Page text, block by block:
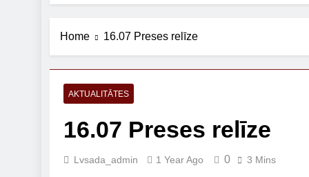
Home 16.07 Preses relīze
AKTUALITĀTES
16.07 Preses relīze
Lvsada_admin 1 Year Ago 0 3 Mins